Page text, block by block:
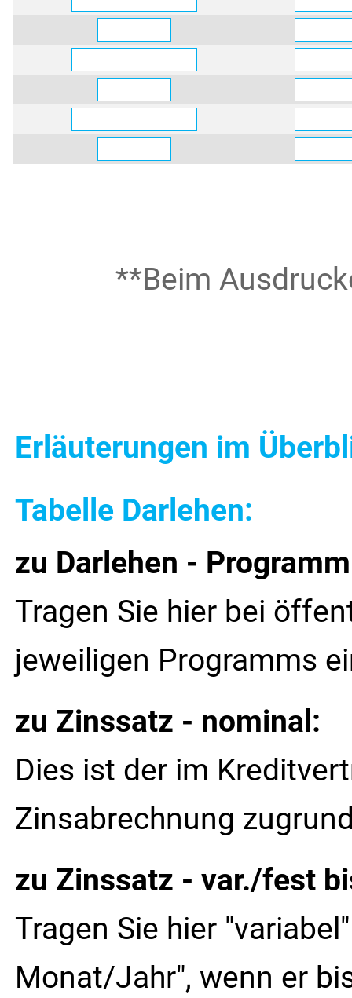
**Beim
Erläuterungen im
Tabelle Darlehen:
zu Darlehen -
Tragen Sie hier bei
jeweiligen Programms
zu Zinssatz - nominal:
Dies ist der im
Zinsabrechnung
zu Zinssatz - var./fest
Tragen Sie hier
Monat/Jahr", wenn er